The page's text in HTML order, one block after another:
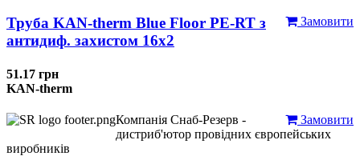
Замовити
Труба KAN-therm Blue Floor PE-RT з
антидиф. захистом 16х2
51.17 грн
KAN-therm
Замовити
Компанія Снаб-Резерв -
дистриб'ютор провідних європейських
виробників